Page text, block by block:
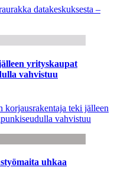
datakeskuksesta –
yrityskaupat
vahvistuu
korjausrakentaja teki jälleen
vahvistuu
uhkaa